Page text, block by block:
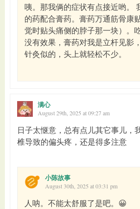
咦。那我俩的症状有点接近哟。
的药配合膏药。膏药万通筋骨康
觉时贴头痛侧的脖子那一块）。
没有效果，膏药对我是立杆见影
针灸似的，头上就轻松不少。
满心
August 29th, 2025 at 09:27 am
日子太惬意，总有点儿其它事儿，
椎导致的偏头疼，还是得多注意
小陈故事
August 30th, 2025 at 03:31 pm
人呐。不能太舒服了是吧。😀